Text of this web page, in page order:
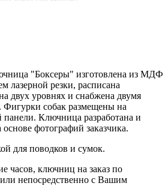
"Боксеры" изготовлена из МДФ
лазерной резки, расписана
двух уровнях и снабжена двумя
собак размещены на
панели. Ключница разработана и
основе фотографий заказчика.
для поводков и сумок.
часов, ключниц на заказ по
непосредственно с Вашим